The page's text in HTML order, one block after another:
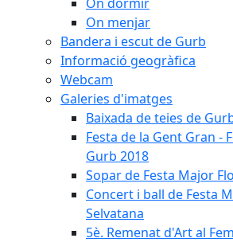
On menjar
Bandera i escut de Gurb
Informació geogràfica
Webcam
Galeries d'imatges
Baixada de teies de
Festa de la Gent Gran -
Gurb 2018
Sopar de Festa Major
Concert i ball de Festa
Selvatana
5è. Remenat d'Art al